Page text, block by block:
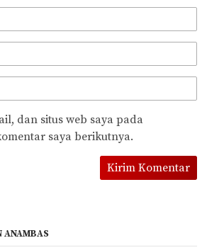
dan situs web saya pada
saya berikutnya.
ANAMBAS